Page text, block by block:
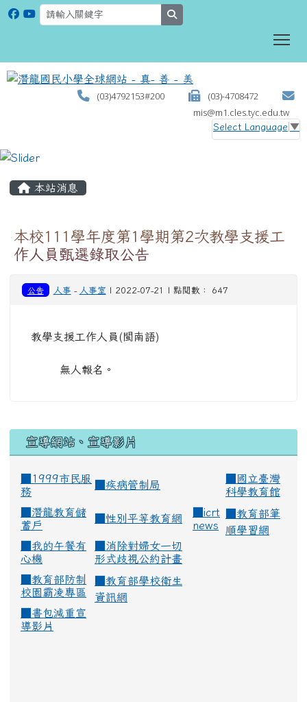
(03)4792153#200
(03)-4708472
mis@m1.cles.tyc.edu.tw
Select Language ▼
本站消息
本校111學年度第1學期第2次教學支援工
作人員甄選錄取公告
公告 人事 - 人事室 | 2022-07-21 | 點閱數： 647
教學支援工作人員(閩南語)
無人報名。
宣導網站、宣導影片
■1999市民服
務
疾病管制局
國立臺灣
科學教育館
潛龍教育儲
蓄戶
性別平等教育網
icrt
news
教育部筆
順學習網
我的午餐有
心機
消除對婦女一切
形式歧視公約計畫
教育部防制
校園霸凌專區
教育部學校衛生
資訊網
書包減重宣
導影片